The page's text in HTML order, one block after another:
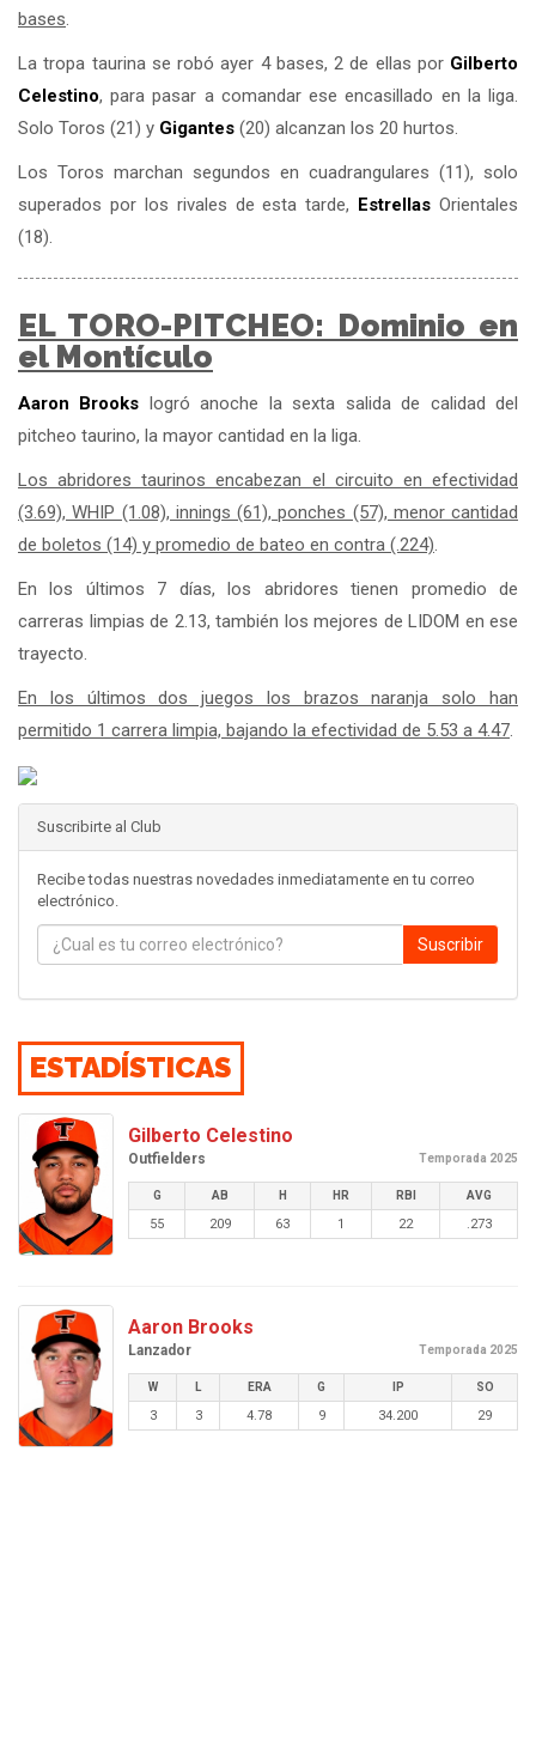
bases.
La tropa taurina se robó ayer 4 bases, 2 de ellas por Gilberto
Celestino, para pasar a comandar ese encasillado en la liga.
Solo Toros (21) y Gigantes (20) alcanzan los 20 hurtos.
Los Toros marchan segundos en cuadrangulares (11), solo
superados por los rivales de esta tarde, Estrellas Orientales
(18).
EL TORO-PITCHEO: Dominio en
el Montículo
Aaron Brooks logró anoche la sexta salida de calidad del
pitcheo taurino, la mayor cantidad en la liga.
Los abridores taurinos encabezan el circuito en efectividad
(3.69), WHIP (1.08), innings (61), ponches (57), menor cantidad
de boletos (14) y promedio de bateo en contra (.224).
En los últimos 7 días, los abridores tienen promedio de
carreras limpias de 2.13, también los mejores de LIDOM en ese
trayecto.
En los últimos dos juegos los brazos naranja solo han
permitido 1 carrera limpia, bajando la efectividad de 5.53 a 4.47.
Suscribirte al Club
Recibe todas nuestras novedades inmediatamente en tu correo
electrónico.
Suscribir
ESTADÍSTICAS
Gilberto Celestino
Outfielders Temporada 2025
G AB H HR RBI AVG
55 209 63 1 22 .273
Aaron Brooks
Lanzador Temporada 2025
W L ERA G IP SO
3 3 4.78 9 34.200 29